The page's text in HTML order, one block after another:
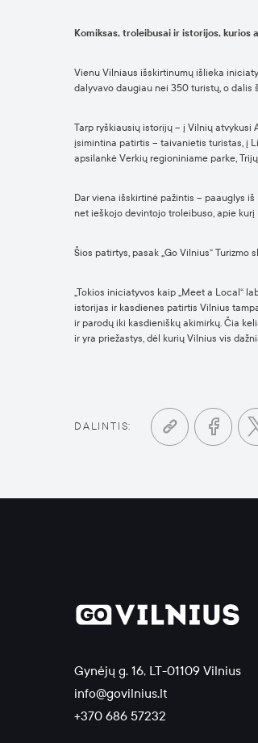
Komiksas, troleibusai ir istorijos, kurios
Vienu Vilniaus išskirtinumų išlieka
dalyvavo daugiau nei 350 turistų, o dalis
Tarp ryškiausių istorijų – į Vilnių atvykusi
įsimintina patirtis – taivanietis turistas, į
apsilankė Verkių regioniniame parke,
Dar viena išskirtinė pažintis – paauglys
net ieškojo devintojo troleibuso, apie
Šios patirtys, pasak „Go Vilnius“
„Tokios iniciatyvos kaip „Meet a Local“
istorijas ir kasdienes patirtis Vilnius
ir parodų iki kasdieniškų akimirkų. Čia
ir yra priežastys, dėl kurių Vilnius vis
DALINTIS:
Gynėjų g. 16, LT-01109 Vilnius
info@govilnius.lt
+370 686 57232